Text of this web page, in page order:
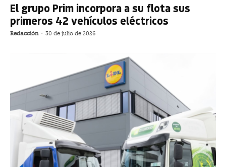
El grupo Prim incorpora a su flota sus
primeros 42 vehículos eléctricos
Redacción - 30 de julio de 2026